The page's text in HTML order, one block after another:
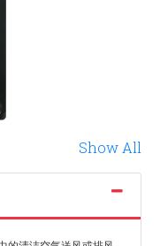
Show All